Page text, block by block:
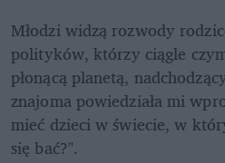
Młodzi widzą rozwody
polityków, którzy ciągle
płonącą planetą,
znajoma powiedziała mi
mieć dzieci w świecie, w
się bać?".